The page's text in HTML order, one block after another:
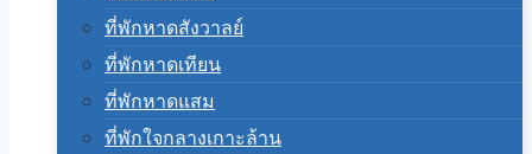
ที่พักหาดสังวาลย์
ที่พักหาดเทียน
ที่พักหาดแสม
ที่พักใจกลางเกาะล้าน